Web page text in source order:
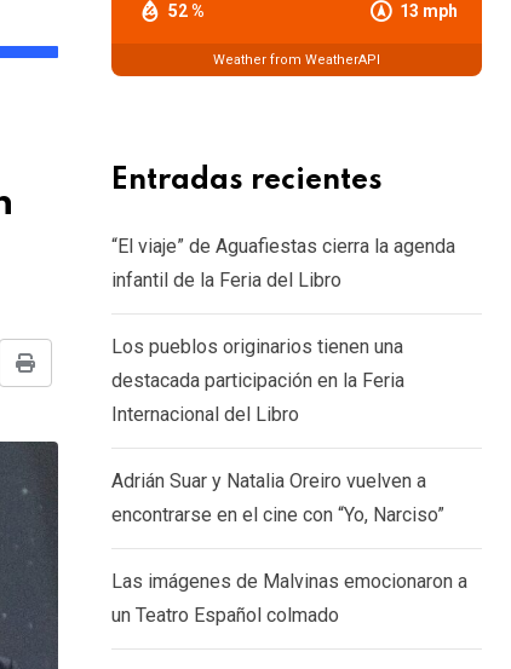
Print
52 % 13 mph
Weather from WeatherAPI
Entradas recientes
“El viaje” de Aguafiestas cierra la agenda
infantil de la Feria del Libro
Los pueblos originarios tienen una
destacada participación en la Feria
Internacional del Libro
Adrián Suar y Natalia Oreiro vuelven a
encontrarse en el cine con “Yo, Narciso”
Las imágenes de Malvinas emocionaron a
un Teatro Español colmado